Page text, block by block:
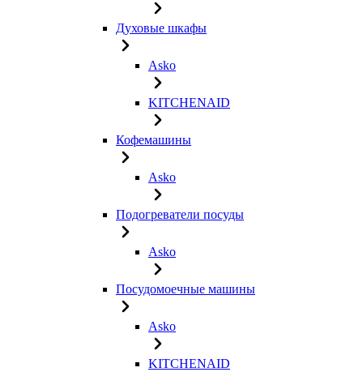
Духовые шкафы
Asko
KITCHENAID
Кофемашины
Asko
Подогреватели посуды
Asko
Посудомоечные машины
Asko
KITCHENAID